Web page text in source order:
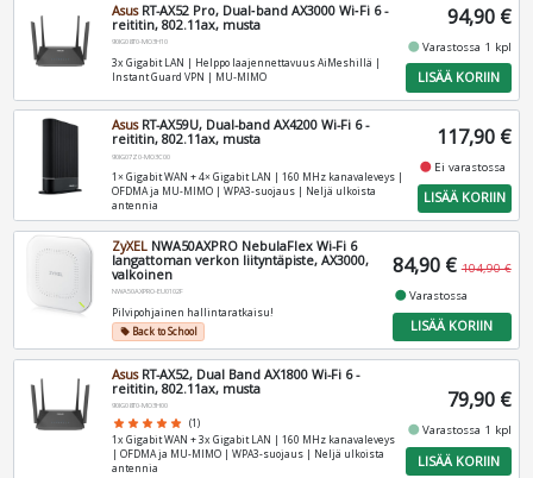
AsusRT-AX52 Pro, Dual‑band AX3000 Wi‑Fi 6 -
reititin, 802.11ax, musta
90IG08T0-MO3H10
3x Gigabit LAN | Helppo laajennettavuus AiMeshillä |
Instant Guard VPN | MU‑MIMO
94,90 €
fiber_manual_recordVarastossa 1 kpl
LISÄÄ KORIIN
AsusRT-AX59U, Dual-band AX4200 Wi-Fi 6 -
reititin, 802.11ax, musta
90IG07Z0-MO3C00
1× Gigabit WAN + 4× Gigabit LAN | 160 MHz kanavaleveys |
OFDMA ja MU-MIMO | WPA3-suojaus | Neljä ulkoista
antennia
117,90 €
fiber_manual_record Ei varastossa
LISÄÄ KORIIN
ZyXEL NWA50AXPRO NebulaFlex Wi-Fi 6
langattoman verkon liityntäpiste, AX3000,
valkoinen
NWA50AXPRO-EU0102F
Pilvipohjainen hallintaratkaisu!
local_offerBack to School
84,90 € 104,90 €
fiber_manual_recordVarastossa
LISÄÄ KORIIN
AsusRT-AX52, Dual Band AX1800 Wi-Fi 6 -
reititin, 802.11ax, musta
90IG08T0-MO3H00
star star star star star (1)
1x Gigabit WAN + 3x Gigabit LAN | 160 MHz kanavaleveys
| OFDMA ja MU-MIMO | WPA3-suojaus | Neljä ulkoista
antennia
79,90 €
fiber_manual_recordVarastossa 1 kpl
LISÄÄ KORIIN